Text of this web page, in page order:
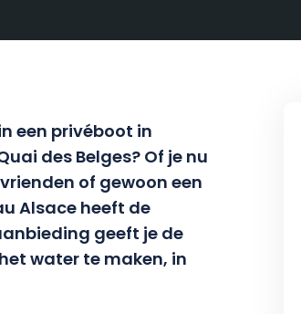
een privéboot in
des Belges? Of je nu
of gewoon een
Alsace heeft de
geeft je de
water te maken, in